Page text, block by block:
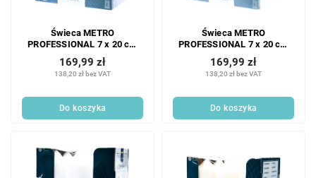
Świeca METRO
PROFESSIONAL 7 x 20 cm
kość słoniowa 6 szt.
138,20 zł bez VAT
169,99 zł
Do koszyka
Świeca METRO
PROFESSIONAL 7 x 20 cm
bordowa 6 szt.
138,20 zł bez VAT
169,99 zł
Do koszyka